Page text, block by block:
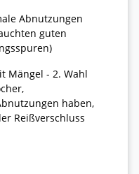
Abnutzungen
guten
Mängel - 2. Wahl
haben,
Reißverschluss